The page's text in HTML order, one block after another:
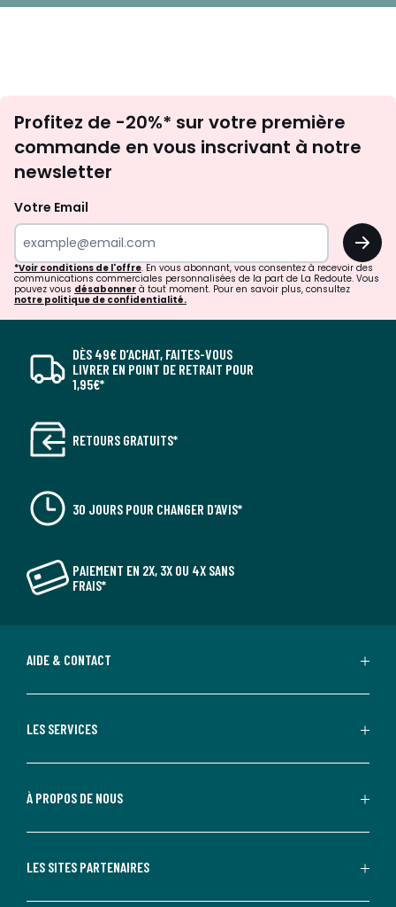
newsletter
Profitez de -20%* sur votre première
commande en vous inscrivant à notre
newsletter
Votre Email
OK
*Voir conditions de l'offre. En vous abonnant, vous consentez à recevoir des
communications commerciales personnalisées de la part de La Redoute. Vous
pouvez vous désabonner à tout moment. Pour en savoir plus, consultez
notre politique de confidentialité.
DÈS 49€ D’ACHAT, FAITES-VOUS
LIVRER EN POINT DE RETRAIT POUR
1,95€*
RETOURS GRATUITS*
30 JOURS POUR CHANGER D'AVIS*
PAIEMENT EN 2X, 3X OU 4X SANS
FRAIS*
AIDE & CONTACT
LES SERVICES
À PROPOS DE NOUS
LES SITES PARTENAIRES